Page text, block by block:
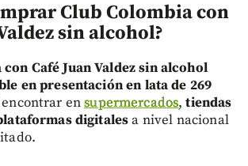
Club Colombia con
sin alcohol?
Café Juan Valdez sin alcohol
en presentación en lata de 269
encontrar ensupermercados,tiendas
digitalesa nivel nacional